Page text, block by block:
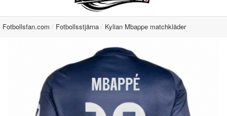
Fotbollsfan.com Fotbollsstjärna Kylian Mbappe matchkläder